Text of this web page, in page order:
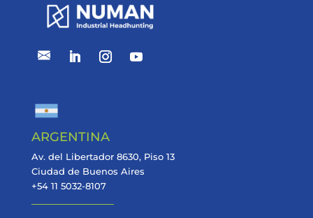
ARGENTINA
Av. del Libertador 8630, Piso 13
Ciudad de Buenos Aires
+54 11 5032-8107